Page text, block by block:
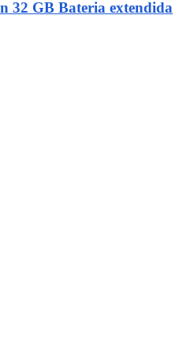
32 GB Bateria extendida